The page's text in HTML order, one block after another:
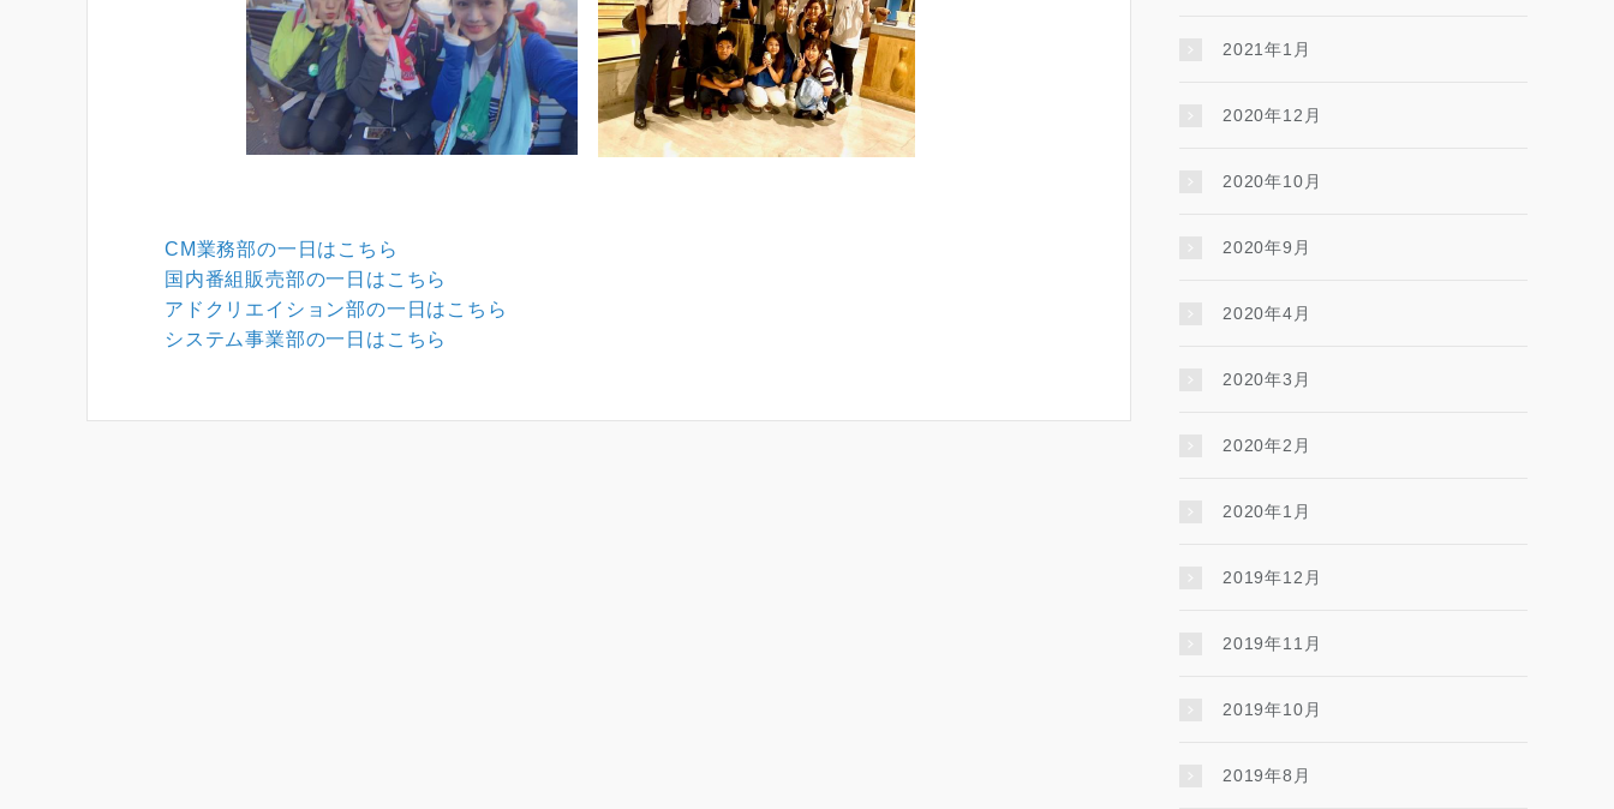
CM業務部の一日はこちら
国内番組販売部の一日はこちら
アドクリエイション部の一日はこちら
システム事業部の一日はこちら
2021年1月
2020年12月
2020年10月
2020年9月
2020年4月
2020年3月
2020年2月
2020年1月
2019年12月
2019年11月
2019年10月
2019年8月